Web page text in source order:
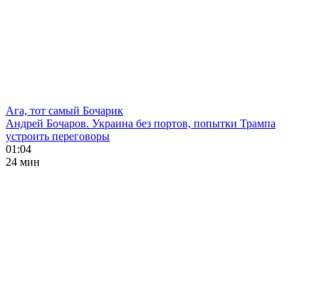
Ага, тот самый Бочарик
Андрей Бочаров. Украина без портов, попытки Трампа
устроить переговоры
01:04
24 мин